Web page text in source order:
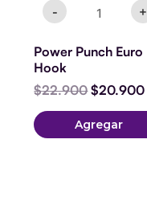
- +
Power Punch Euro
Hook
$22.900 $20.900
Agregar